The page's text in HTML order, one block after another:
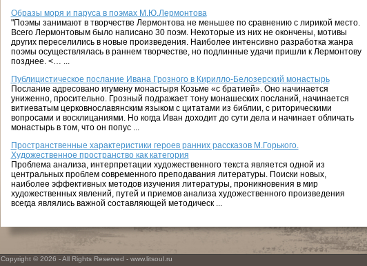
Образы моря и паруса в поэмах М.Ю.Лермонтова
"Поэмы занимают в творчестве Лермонтова не меньшее по сравнению с лирикой место.
Всего Лермонтовым было написано 30 поэм. Некоторые из них не окончены, мотивы
других переселились в новые произведения. Наиболее интенсивно разработка жанра
поэмы осуществлялась в раннем творчестве, но подлинные удачи пришли к Лермонтову
позднее. <… ...
Публицистическое послание Ивана Грозного в Кирилло-Белозерский монастырь
Послание адресовано игумену монастыря Козьме «с братией». Оно начинается
униженно, просительно. Грозный подражает тону монашеских посланий, начинается
витиеватым церковнославянским языком с цитатами из библии, с риторическими
вопросами и восклицаниями. Но когда Иван доходит до сути дела и начинает обличать
монастырь в том, что он попус ...
Пространственные характеристики героев ранних рассказов М.Горького.
Художественное пространство как категория
Проблема анализа, интерпретации художественного текста является одной из
центральных проблем современного преподавания литературы. Поиски новых,
наиболее эффективных методов изучения литературы, проникновения в мир
художественных явлений, путей и приемов анализа художественного произведения
всегда являлись важной составляющей методическ ...
Copyright © 2026 - All Rights Reserved - www.litsoul.ru